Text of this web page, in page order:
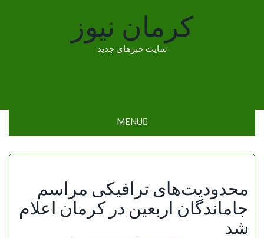
کرمان نیوز
سایت خبرهای جدید
MENU
محدودیت‌های ترافیکی مراسم
جاماندگان اربعین در کرمان اعلام
شد